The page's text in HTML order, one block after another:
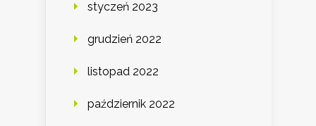
styczeń 2023
grudzień 2022
listopad 2022
październik 2022